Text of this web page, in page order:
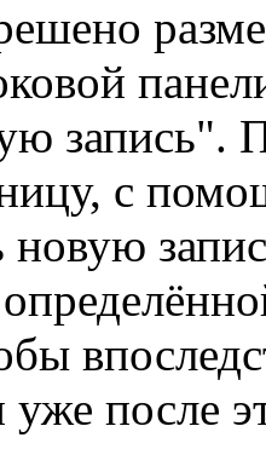
запись".
с
новую
уже после